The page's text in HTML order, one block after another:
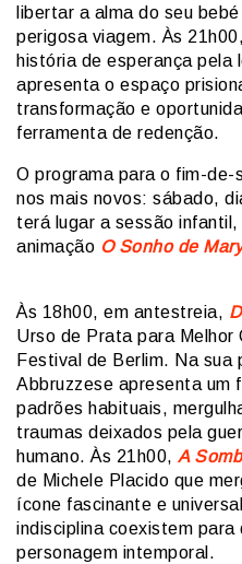
libertar a alma do seu
perigosa viagem. Às 21h00,
história de esperança pela
apresenta o espaço
transformação e
ferramenta de redenção.
O programa para o fim-de-
nos mais novos: sábado,
terá lugar a sessão
animação O Sonho de Mary
Às 18h00, em antestreia,
Urso de Prata para
Festival de Berlim. Na sua
Abbruzzese apresenta um
padrões habituais,
traumas deixados pela
humano. Às 21h00, A
de Michele Placido que
ícone fascinante e
indisciplina coexistem
personagem intemporal.